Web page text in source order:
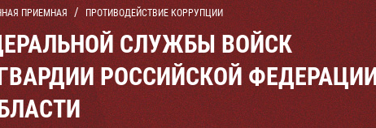
ПРИЕМНАЯ ПРОТИВОДЕЙСТВИЕ КОРРУПЦИИ
СЛУЖБЫ ВОЙСК
РОССИЙСКОЙ